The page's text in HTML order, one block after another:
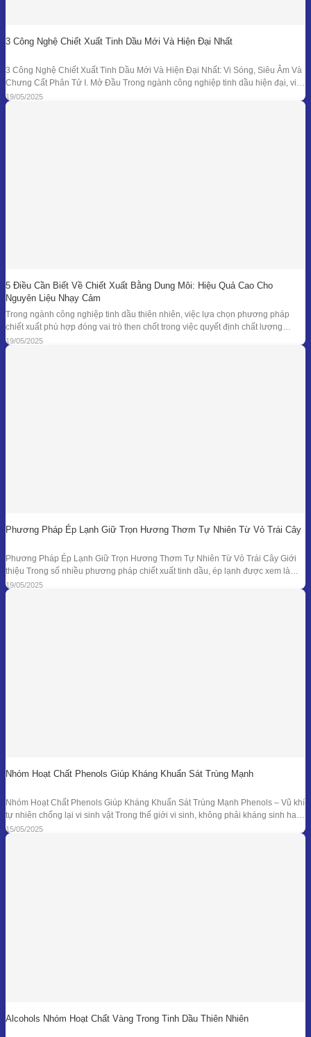
3 Công Nghệ Chiết Xuất Tinh Dầu Mới Và Hiện Đại Nhất
3 Công Nghệ Chiết Xuất Tinh Dầu Mới Và Hiện Đại Nhất: Vi Sóng, Siêu Âm Và
Chưng Cất Phân Tử I. Mở Đầu Trong ngành công nghiệp tinh dầu hiện đại, việc
tối ưu hóa hiệu suất chiết xuất, giữ nguyên hương thơm và hoạt chất trị liệu là
mục tiêu hàng đầu. Bên
19/05/2025
5 Điều Cần Biết Về Chiết Xuất Bằng Dung Môi: Hiệu Quả Cao Cho
Nguyên Liệu Nhạy Cảm
Trong ngành công nghiệp tinh dầu thiên nhiên, việc lựa chọn phương pháp
chiết xuất phù hợp đóng vai trò then chốt trong việc quyết định chất lượng
thành phẩm – đặc biệt là đối với những loại nguyên liệu cao cấp và nhạy cảm.
Khi các phương pháp truyền thống như chưng cất lôi
19/05/2025
Phương Pháp Ép Lạnh Giữ Trọn Hương Thơm Tự Nhiên Từ Vỏ Trái Cây
Phương Pháp Ép Lạnh Giữ Trọn Hương Thơm Tự Nhiên Từ Vỏ Trái Cây Giới
thiệu Trong số nhiều phương pháp chiết xuất tinh dầu, ép lạnh được xem là
một trong những kỹ thuật đối với nguyên liệu đặc thù – đặc biệt là vỏ các loại
quả có mùi hương tươi mát như
19/05/2025
Nhóm Hoạt Chất Phenols Giúp Kháng Khuẩn Sát Trùng Mạnh
Nhóm Hoạt Chất Phenols Giúp Kháng Khuẩn Sát Trùng Mạnh Phenols – Vũ khí
tự nhiên chống lại vi sinh vật Trong thế giới vi sinh, không phải kháng sinh hay
hóa chất tổng hợp mới là “anh hùng” duy nhất. Từ hàng ngàn năm trước, các
nền y học cổ đại đã sử dụng tinh dầu
15/05/2025
Alcohols Nhóm Hoạt Chất Vàng Trong Tinh Dầu Thiên Nhiên